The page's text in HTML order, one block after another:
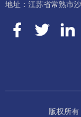
地址：江苏省常熟市
版权所